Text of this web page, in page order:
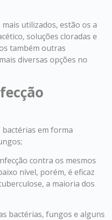
utilizados, estão os a
soluções cloradas e
também outras
diversas opções no
em forma
contra os mesmos
nível, porém, é eficaz
a maioria dos
bactérias, fungos e alguns